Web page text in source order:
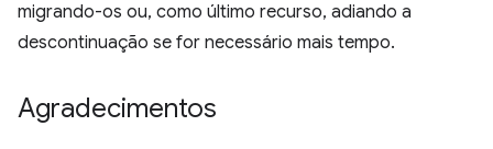
migrando-os ou, como último recurso, adiando a
descontinuação se for necessário mais tempo.
Agradecimentos